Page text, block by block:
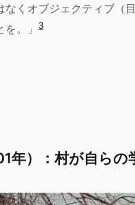
なくオブジェクティブ（
。」
3
年）：村が自らの